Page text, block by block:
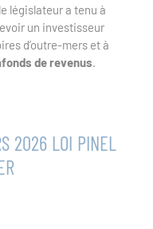
législateur a tenu à
un investisseur
d’outre-mers et à
de revenus
2026 LOI PINEL